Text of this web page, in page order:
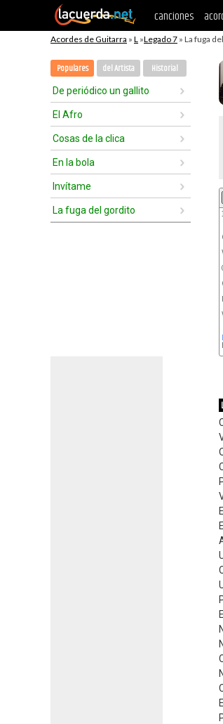
canciones
Acordes de Guitarra » L »Legado 7 » La fuga
Populares del Artista Historial
De periódico un gallito
El Afro
Cosas de la clica
En la bola
Invítame
La fuga del gordito